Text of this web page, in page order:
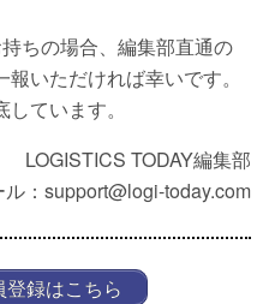
ちの場合、編集部直通の
いただければ幸いです。
ています。
LOGISTICS TODAY編集部
ル：support@logi-today.com
登録はこちら